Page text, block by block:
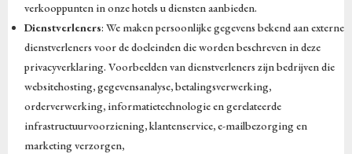
verkooppunten in onze hotels u diensten aanbieden.
Dienstverleners: We maken persoonlijke gegevens bekend aan externe
dienstverleners voor de doeleinden die worden beschreven in deze
privacyverklaring. Voorbeelden van dienstverleners zijn bedrijven die
websitehosting, gegevensanalyse, betalingsverwerking,
orderverwerking, informatietechnologie en gerelateerde
infrastructuurvoorziening, klantenservice, e-mailbezorging en
marketing verzorgen,